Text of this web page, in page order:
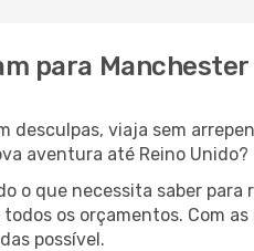
para Manchester
desculpas, viaja sem
aventura até Reino Unido?
o que necessita saber
os orçamentos. Com
possível.